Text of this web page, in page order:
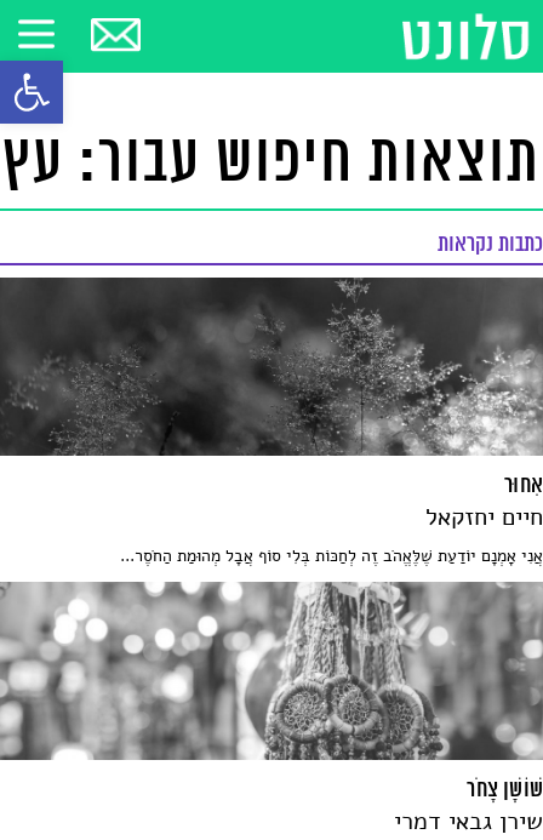
פתח
תוצאות חיפוש עבור: עץ
כתבות נקראות
אִחוּר
חיים יחזקאל
אֲנִי אָמְנָם יוֹדַעַת שֶׁלֶּאֱהֹב זֶה לְחַכּוֹת בְּלִי סוֹף אֲבָל מְהוּמַת הַחֹסֶר...
שׁוֹשָׁן צָחֹר
שירן גבאי דמרי